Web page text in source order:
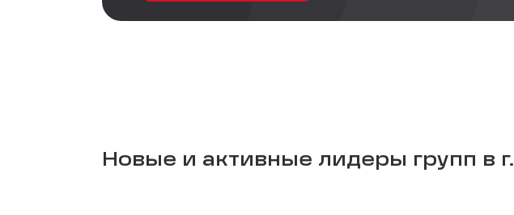
Новые и активные лидеры групп в г.